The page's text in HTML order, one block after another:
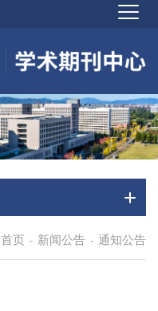
首页 - 新闻公告 - 通知公告